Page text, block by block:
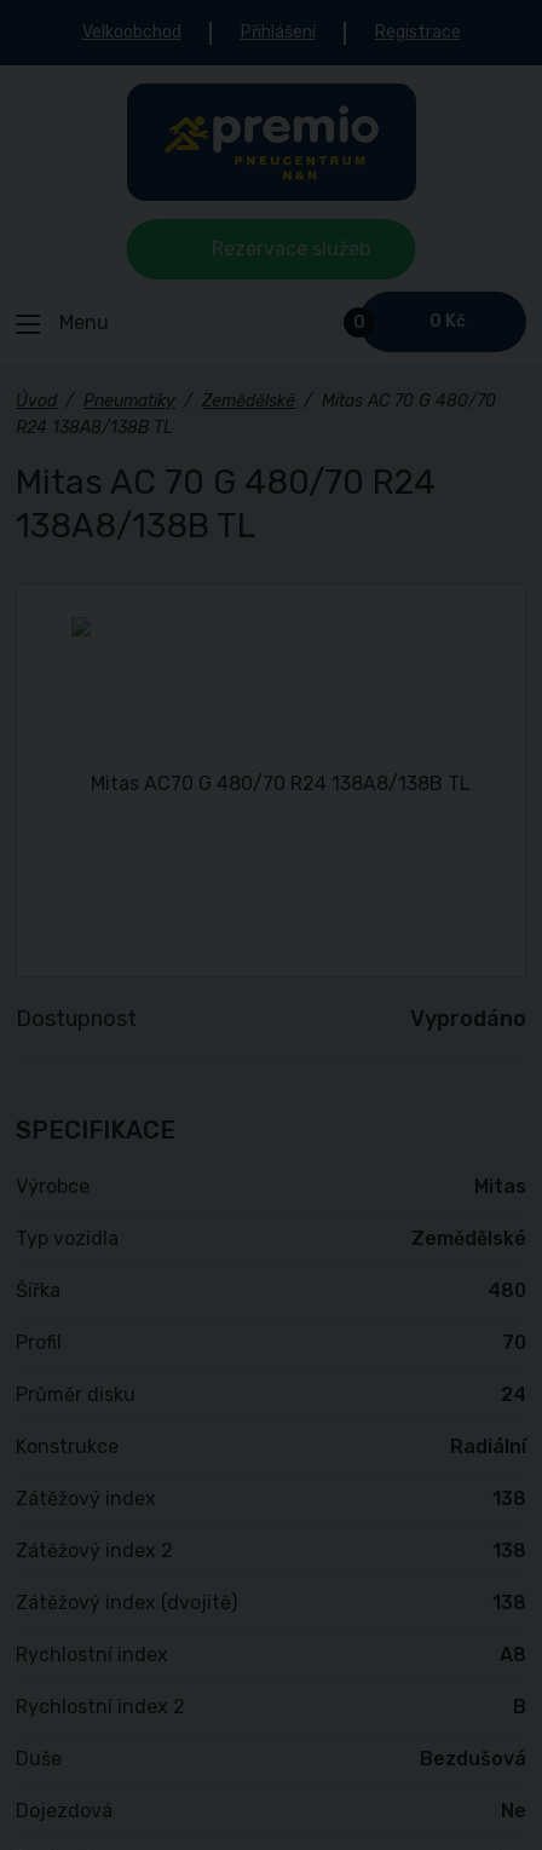
Velkoobchod Přihlášení Registrace
0 0 Kč
Menu
Rezervace služeb
Úvod / Pneumatiky / Zemědělské / Mitas AC 70 G 480/70
R24 138A8/138B TL
Mitas AC 70 G 480/70 R24
138A8/138B TL
Dostupnost Vyprodáno
SPECIFIKACE
Výrobce Mitas
Typ vozidla Zemědělské
Šířka 480
Profil 70
Průměr disku 24
Konstrukce Radiální
Zátěžový index 138
Zátěžový index 2 138
Zátěžový index (dvojitě) 138
Rychlostní index A8
Rychlostní index 2 B
Duše Bezdušová
Dojezdová Ne